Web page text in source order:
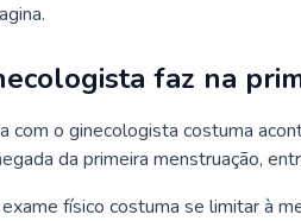
faz na
com o ginecologista costuma
da primeira menstruação,
físico costuma se limitar à